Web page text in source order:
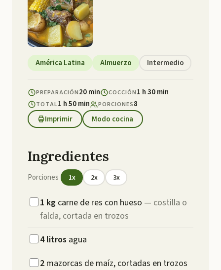
América Latina Almuerzo Intermedio
PREPARACIÓN20 min COCCIÓN1 h 30 min
TOTAL1 h 50 min PORCIONES8
Imprimir
Modo cocina
Ingredientes
Porciones 1x 2x 3x
1 kg carne de res con hueso — costilla o
falda, cortada en trozos
4litros agua
2 mazorcas de maíz, cortadas en trozos